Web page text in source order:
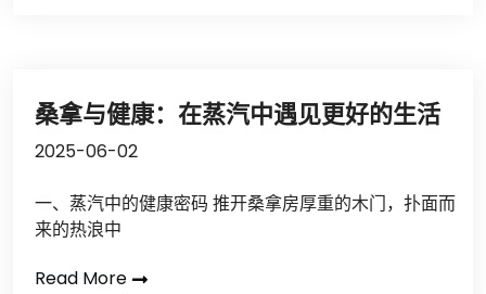
桑拿与健康：在蒸汽中遇见更好的生活
2025-06-02
一、蒸汽中的健康密码 推开桑拿房厚重的木门，扑面而
来的热浪中
Read More